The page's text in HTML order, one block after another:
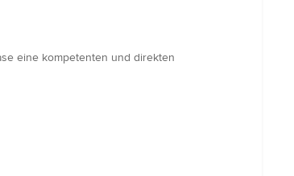
eine kompetenten und direkten